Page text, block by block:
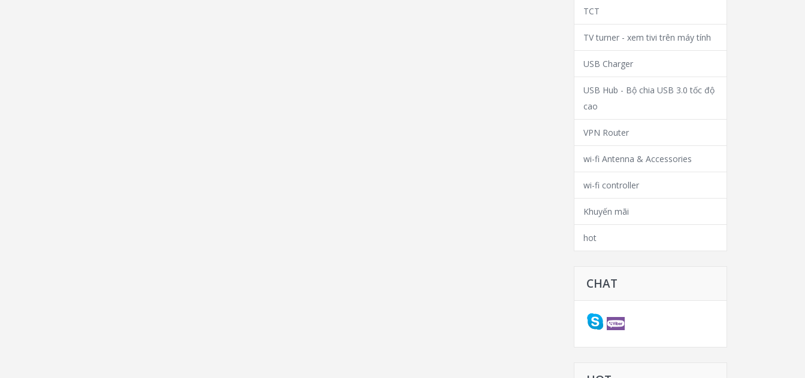
TCT
TV turner - xem tivi trên máy tính
USB Charger
USB Hub - Bộ chia USB 3.0 tốc độ
cao
VPN Router
wi-fi Antenna & Accessories
wi-fi controller
Khuyến mãi
hot
CHAT